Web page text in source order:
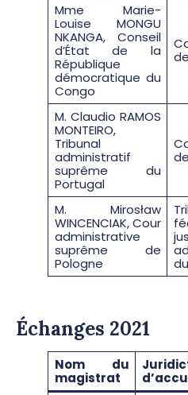
Mme Marie-
Louise MONGU
NKANGA, Conseil
d’État de la
République
démocratique du
Congo
M. Claudio RAMOS
MONTEIRO,
Tribunal
administratif
suprême du
Portugal
M. Mirosław
WINCENCIAK, Cour
administrative
suprême de
Pologne
Échanges 2021
Nom du
magistrat